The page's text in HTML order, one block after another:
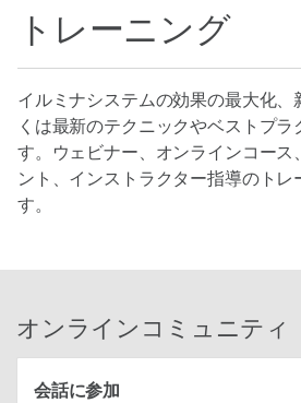
トレーニング
イルミナシステムの効果の最大化、
くは最新のテクニックやベストプラ
す。ウェビナー、オンラインコース
ント、インストラクター指導のトレ
す。
オンラインコミュニティ
会話に参加